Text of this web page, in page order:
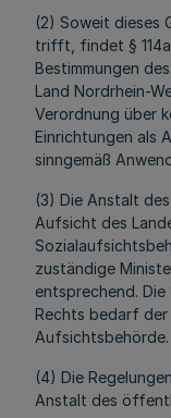
(2) Soweit dieses
trifft, findet § 114a
Bestimmungen
Land Nordrhein-
Verordnung über
Einrichtungen als
sinngemäß
(3) Die Anstalt
Aufsicht des
zuständige
entsprechend.
Rechts bedarf der
Aufsichtsbehörde.
(4) Die
Anstalt des